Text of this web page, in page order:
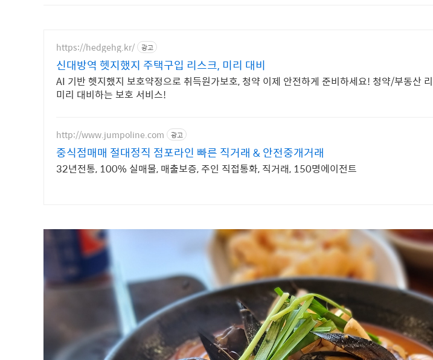
https://hedgehg.kr/ 광고
신대방역 헷지했지 주택구입 리스크, 미리 대비
AI 기반 헷지했지 보호약정으로 취득원가보호, 청약 이제 안전하게 준비하세요! 청약/부동산
미리 대비하는 보호 서비스!
http://www.jumpoline.com 광고
중식점매매 절대정직 점포라인 빠른 직거래 & 안전중개거래
32년전통, 100% 실매물, 매출보증, 주인 직접통화, 직거래, 150명에이전트